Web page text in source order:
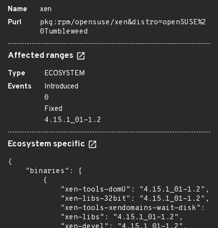
Name
xen
Purl
pkg:rpm/opensuse/xen&distro=openSUSE%2
0Tumbleweed
Affected ranges
Type
ECOSYSTEM
Events
Introduced
0
Fixed
4.15.1_01-1.2
Ecosystem specific
{
    "binaries": [
        {
            "xen-tools-domU": "4.15.1_01-1.2",
            "xen-libs-32bit": "4.15.1_01-1.2",
"xen-tools-xendomains-wait-disk":
            "xen-libs": "4.15.1_01-1.2",